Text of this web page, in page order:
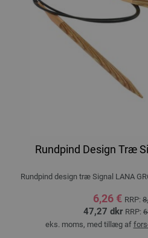
Rundpind Design Træ
Rundpind design træ Signal LANA
6,26 € RRP:
47,27 dkr RRP:
eks. moms, med tillæg af